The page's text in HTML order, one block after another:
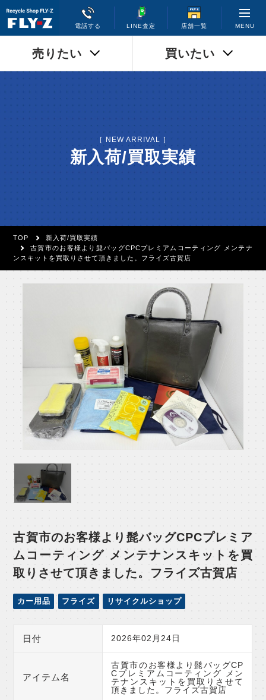
電話する LINE査定 店舗一覧 MENU
売りたい 買いたい
［ NEW ARRIVAL ］
新入荷/買取実績
TOP
新入荷/買取実績
古賀市のお客様より髭バッグCPCプレミアムコーティング メンテナ
ンスキットを買取りさせて頂きました。フライズ古賀店
古賀市のお客様より髭バッグCPCプレミア
ムコーティング メンテナンスキットを買
取りさせて頂きました。フライズ古賀店
カー用品 フライズ リサイクルショップ
日付 2026年02月24日
アイテム名
古賀市のお客様より髭バッグCP
Cプレミアムコーティング メン
テナンスキットを買取りさせて
頂きました。フライズ古賀店